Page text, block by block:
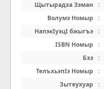
Щытырадза Зэман
:
Волумэ Номыр
:
НапэкIуэцI бжыгъэ
:
ISBN Номыр
:
Бзэ
:
ТелъхьэпIэ Номыр
:
Зытеухуар
: